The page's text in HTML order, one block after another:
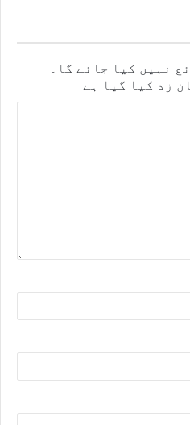
نہیں کیا جائے گا۔
زد کیا گیا ہے